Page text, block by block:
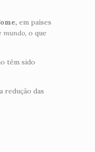
em países
mundo,o que
têm sido
redução das